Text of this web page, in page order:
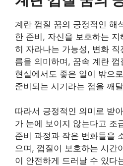
계란 껍질 꿈의 긍정적인 해
한 준비, 자신을 보호하는
히 자라나는 가능성, 변화 직
름을 의미하며, 꿈속 계란
현실에서도 좋은 일이 밖으
준비되는 시기라는 점을 깨
따라서 긍정적인 의미로 받
가 눈에 보이지 않는다고 조
준비 과정과 작은 변화들을
으며, 껍질이 보호하는 시간
이 안전하게 드러날 수 있다